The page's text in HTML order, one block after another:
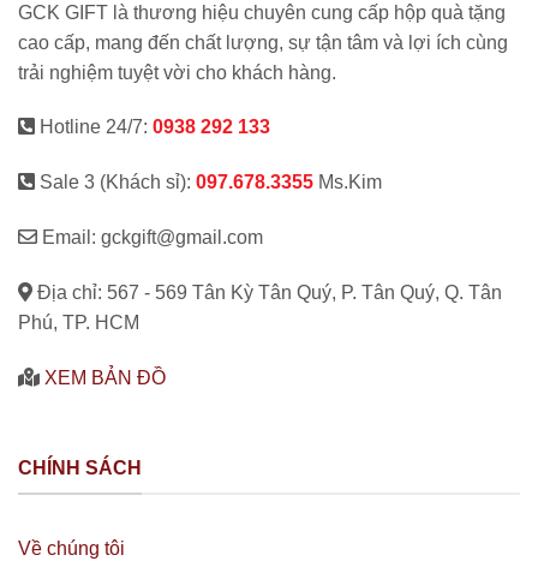
GCK GIFT là thương hiệu chuyên cung cấp hộp quà tặng
cao cấp, mang đến chất lượng, sự tận tâm và lợi ích cùng
trải nghiệm tuyệt vời cho khách hàng.
Hotline 24/7: 0938 292 133
Sale 3 (Khách sỉ): 097.678.3355 Ms.Kim
Email: gckgift@gmail.com
Địa chỉ: 567 - 569 Tân Kỳ Tân Quý, P. Tân Quý, Q. Tân
Phú, TP. HCM
XEM BẢN ĐỒ
CHÍNH SÁCH
Về chúng tôi